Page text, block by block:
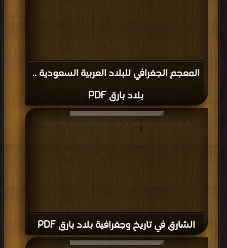
المعجم الجغرافي للبلاد العربية السعودية ..
بلاد بارق PDF
الشارق في تاريخ وجغرافية بلاد بارق PDF
قراءة و تحميل كتاب الشارق في تاريخ وجغرافية بلاد بارق PDF مجانا